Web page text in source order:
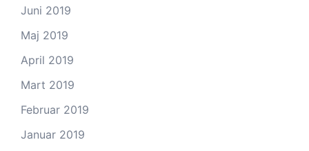
Juni 2019
Maj 2019
April 2019
Mart 2019
Februar 2019
Januar 2019